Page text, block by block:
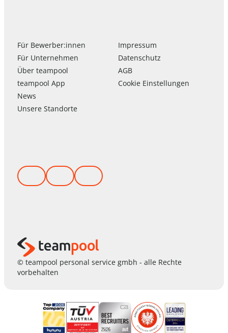
Für Bewerber:innen
Für Unternehmen
Überteampool
teampool App
News
Unsere Standorte
Impressum
Datenschutz
AGB
Cookie Einstellungen
© teampool personal service gmbh - alle Rechte
vorbehalten